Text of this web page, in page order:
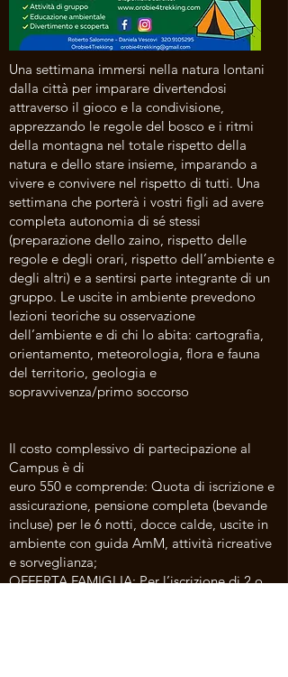
Una settimana immersi nella natura lontani
dalla città per imparare divertendosi
attraverso il gioco e la condivisione,
apprezzando le regole del bosco e i ritmi
della montagna nel totale rispetto della
natura e dello stare insieme, imparando a
vivere e convivere nel rispetto di tutti. Una
settimana che porterà i vostri figli ad avere
completa autonomia di sé stessi
(preparazione dello zaino, rispetto delle
regole e degli orari, rispetto dell’ambiente e
degli altri) e a sentirsi parte integrante di un
gruppo. Le uscite in ambiente prevedono
lezioni teoriche su osservazione
dell’ambiente e di chi lo abita: cartografia,
orientamento, meteorologia, flora e fauna
del territorio, geologia e
sopravvivenza/primo soccorso
Il costo complessivo di partecipazione al
Campus è di
euro 550 e comprende: Quota di iscrizione e
assicurazione, pensione completa (bevande
incluse) per le 6 notti, docce calde, uscite in
ambiente con guida AmM, attività ricreative
e sorveglianza;
OFFERTA FAMIGLIA: Per l’iscrizione di 2 o